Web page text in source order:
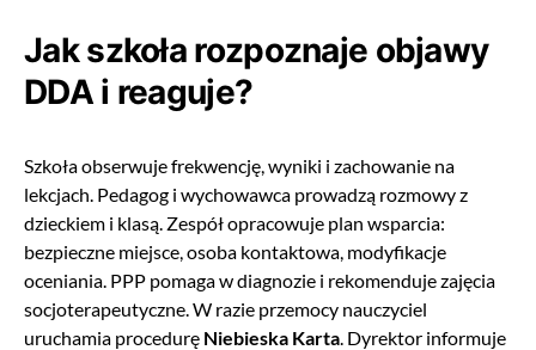
Jak szkoła rozpoznaje objawy
DDA i reaguje?
Szkoła obserwuje frekwencję, wyniki i zachowanie na
lekcjach. Pedagog i wychowawca prowadzą rozmowy z
dzieckiem i klasą. Zespół opracowuje plan wsparcia:
bezpieczne miejsce, osoba kontaktowa, modyfikacje
oceniania. PPP pomaga w diagnozie i rekomenduje zajęcia
socjoterapeutyczne. W razie przemocy nauczyciel
uruchamia procedurę Niebieska Karta . Dyrektor informuje